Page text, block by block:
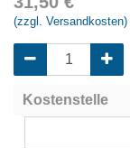
(zzgl. Versandkosten)
Kostenstelle